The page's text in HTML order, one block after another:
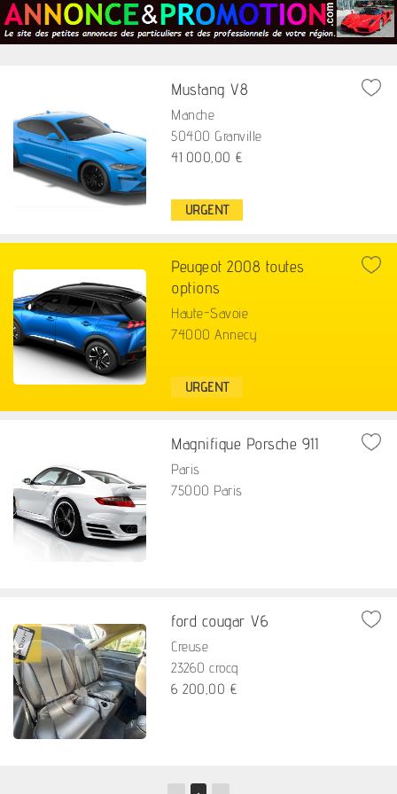
Mustang V8
Manche
50400 Granville
41 000,00 €
URGENT
Peugeot 2008 toutes
options
Haute-Savoie
74000 Annecy
URGENT
Magnifique Porsche 911
Paris
75000 Paris
ford cougar V6
Creuse
23260 crocq
6 200,00 €